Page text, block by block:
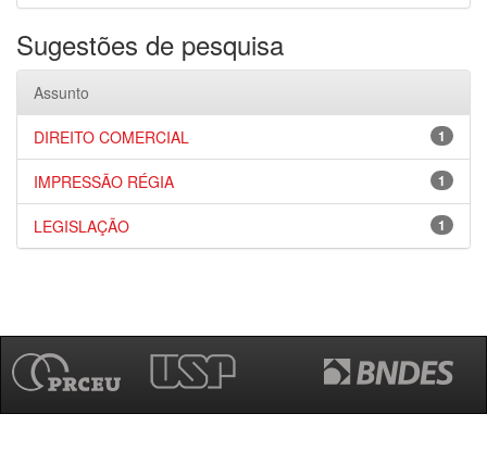
Sugestões de pesquisa
Assunto
1
DIREITO COMERCIAL
1
IMPRESSÃO RÉGIA
1
LEGISLAÇÃO